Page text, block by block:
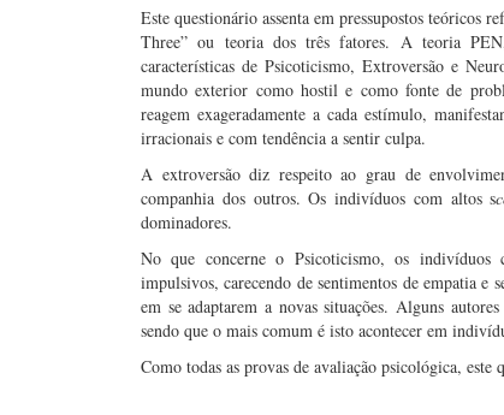
Este questionário assenta em pressupostos teóricos
Three” ou teoria dos três fatores. A teoria
características de Psicoticismo, Extroversão e
mundo exterior como hostil e como fonte de
reagem exageradamente a cada estímulo,
irracionais e com tendência a sentir culpa.
A extroversão diz respeito ao grau de
companhia dos outros. Os indivíduos com altos s
dominadores.
No que concerne o Psicoticismo, os indivíduos
impulsivos, carecendo de sentimentos de empatia e
em se adaptarem a novas situações. Alguns
sendo que o mais comum é isto acontecer em
Como todas as provas de avaliação psicológica,